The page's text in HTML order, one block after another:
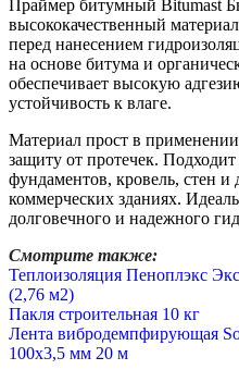
Праймер битумный Bitumast
высококачественный
перед нанесением
на основе битума и
обеспечивает высокую
устойчивость к влаге.
Материал прост в
защиту от протечек.
фундаментов, кровель, стен
коммерческих зданиях.
долговечного и надежного
Смотрите также:
Теплоизоляция Пеноплэкс
(2,76 м2)
Пакля строительная 10 кг
Лента вибродемпфирующая
100х3,5 мм 20 м